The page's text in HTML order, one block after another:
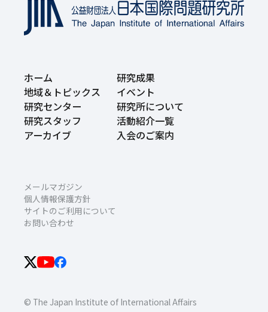
ホーム
研究成果
地域＆トピックス
イベント
研究センター
研究所について
研究スタッフ
活動紹介一覧
アーカイブ
入会のご案内
メールマガジン
個人情報保護方針
サイトのご利用について
お問い合わせ
© The Japan Institute of International Affairs